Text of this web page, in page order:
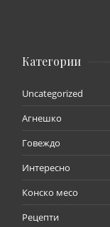
Категории
Uncategorized
Агнешко
Говеждо
Интересно
Конско месо
Рецепти